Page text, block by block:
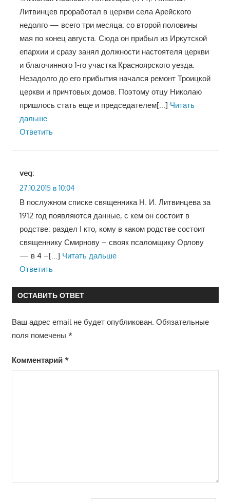
Литвинцев проработал в церкви села Арейского
недолго — всего три месяца: со второй половины
мая по конец августа. Сюда он прибыл из Иркутской
епархии и сразу занял должности настоятеля церкви
и благочинного 1-го участка Красноярского уезда.
Незадолго до его прибытия начался ремонт Троицкой
церкви и причтовых домов. Поэтому отцу Николаю
пришлось стать еще и председателем[...] Читать
дальше
Ответить
veg:
27.10.2015 в 10:04
В послужном списке священника Н. И. Литвинцева за
1912 год появляются данные, с кем он состоит в
родстве: раздел I кто, кому в каком родстве состоит
священнику Смирнову – свояк псаломщику Орлову
— в 4 –[...] Читать дальше
Ответить
ОСТАВИТЬ ОТВЕТ
Ваш адрес email не будет опубликован. Обязательные
поля помечены *
Комментарий *